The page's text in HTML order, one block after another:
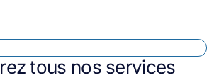
tous nos services